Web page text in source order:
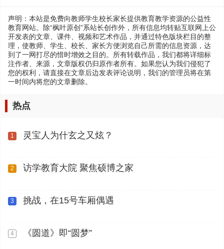
声明：本站是免费向教师学生校长家长提供教育教学资源的公益性
教育网站。除“枫叶原创”系站长创作外，所有信息均转贴互联网上公
开发表的文章、课件、视频和艺术作品，并通过特色版块栏目的整
理，使教师、学生、校长、家长方便浏览自己所需的信息资源，达
到了一网打尽的惜时增效之目的。所有转载作品，我们都将详细标
注作者、来源，文章版权仍归原作者所有。如果您认为我们侵犯了
您的权利，请直接在文章后边发表评论说明，我们的管理员将在第
一时间内将您的文章删除。
热点
1 灵宝人为什玄之又炫？
2 访学教育大院 聚焦硕博之家
3 挑战，在15号车厢偶遇
4 《圆道》即“圆梦”